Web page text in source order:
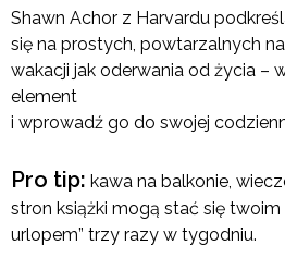
Shawn Achor z Harvardu
się na prostych, powtarzalnych
wakacji jak oderwania od życia –
element
i wprowadź go do swojej
Pro tip: kawa na balkonie,
stron książki mogą stać się
urlopem” trzy razy w tygodniu.